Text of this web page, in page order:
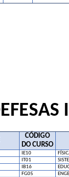
CÓDIGO
DO CURSO
IE10
IT01
IB16
FG05